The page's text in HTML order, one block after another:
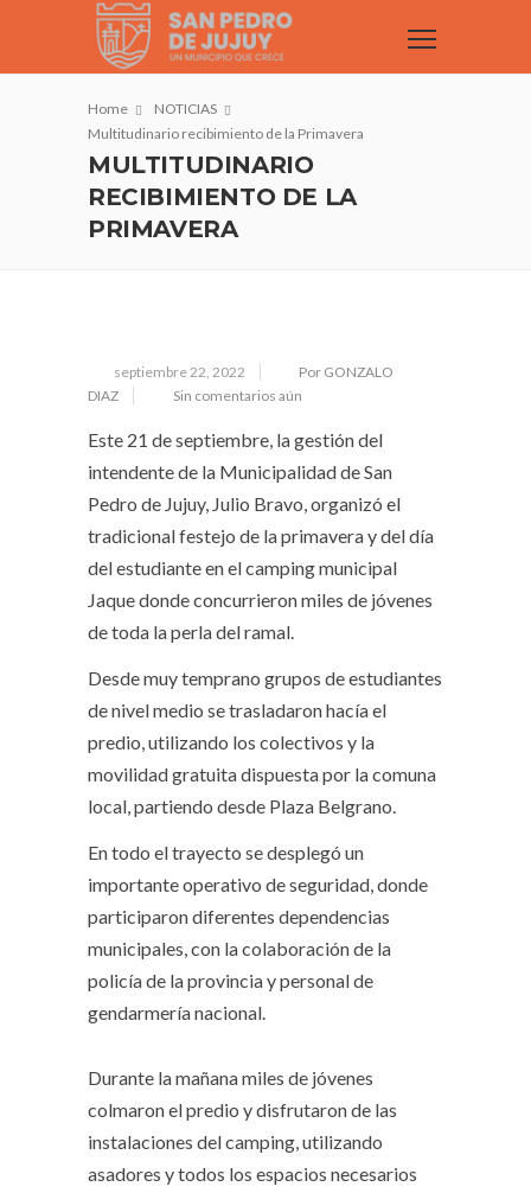
Home
NOTICIAS
Multitudinario recibimiento de la Primavera
MULTITUDINARIO
RECIBIMIENTO DE LA
PRIMAVERA
septiembre 22, 2022
Por GONZALO
DIAZ
Sin comentarios aún
Este 21 de septiembre, la gestión del
intendente de la Municipalidad de San
Pedro de Jujuy, Julio Bravo, organizó el
tradicional festejo de la primavera y del día
del estudiante en el camping municipal
Jaque donde concurrieron miles de jóvenes
de toda la perla del ramal.
Desde muy temprano grupos de estudiantes
de nivel medio se trasladaron hacía el
predio, utilizando los colectivos y la
movilidad gratuita dispuesta por la comuna
local, partiendo desde Plaza Belgrano.
En todo el trayecto se desplegó un
importante operativo de seguridad, donde
participaron diferentes dependencias
municipales, con la colaboración de la
policía de la provincia y personal de
gendarmería nacional.
Durante la mañana miles de jóvenes
colmaron el predio y disfrutaron de las
instalaciones del camping, utilizando
asadores y todos los espacios necesarios